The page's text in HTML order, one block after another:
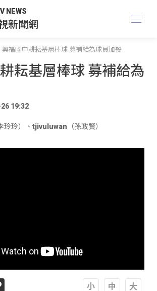
NEWS
新聞網
興福國中耕耘基層棒球 募補給為球員加餐
耘基層棒球 募補給為
19:32
玲）
、 tjivuluwan（孫政賢）